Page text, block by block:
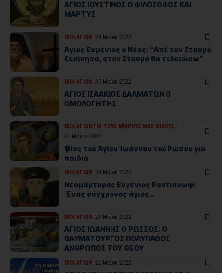
ΑΓΙΟΣ ΙΟΥΣΤΙΝΟΣ Ο ΦΙΛΟΣΟΦΟΣ ΚΑΙ
ΜΑΡΤΥΣ
ΒΙΟΙ ΑΓΙΩΝ 24 Μαΐου 2022
Άγιος Ευμένιος ο Νέος: “Από τον Σταυρό
ξεκίνησα, στον Σταυρό θα τελειώσω”
ΒΙΟΙ ΑΓΙΩΝ 30 Μαΐου 2022
ΑΓΙΟΣ ΙΣΑΑΚΙΟΣ ΔΑΛΜΑΤΩΝ Ο
ΟΜΟΛΟΓΗΤΗΣ
ΒΙΟΙ ΑΓΙΩΝ ΓΙΑ ΤΟΥΣ ΜΙΚΡΟΥΣ ΜΑΣ ΦΙΛΟΥΣ
27 Μαΐου 2022
Ὁ βίος τοῦ Ἁγίου Ἰωάννου τοῦ Ρώσου γιὰ
παιδιὰ
ΒΙΟΙ ΑΓΙΩΝ 23 Μαΐου 2022
Νεομάρτυρας Ευγένιος Ροντιόνωφ:
΄Ενας σύγχρονος άγιος…
ΒΙΟΙ ΑΓΙΩΝ 27 Μαΐου 2022
ΑΓΙΟΣ ΙΩΑΝΝΗΣ Ο ΡΩΣΣΟΣ: Ο
ΘΑΥΜΑΤΟΥΡΓΟΣ ΠΟΛΥΠΑΘΟΣ
ΑΝΘΡΩΠΟΣ ΤΟΥ ΘΕΟΥ
ΒΙΟΙ ΑΓΙΩΝ 26 Μαΐου 2022